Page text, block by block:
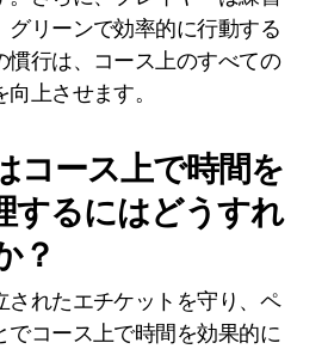
グリーンで効率的に行動する
慣行は、コース上のすべての
上させます。
コース上で時間を
するにはどうすれ
？
されたエチケットを守り、ペ
でコース上で時間を効果的に